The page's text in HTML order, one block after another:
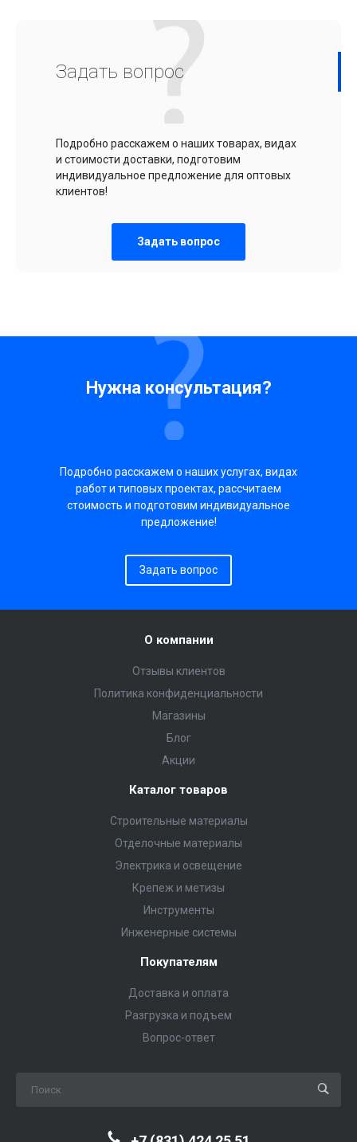
Задать вопрос
Подробно расскажем о наших товарах, видах
и стоимости доставки, подготовим
индивидуальное предложение для оптовых
клиентов!
Задать вопрос
Нужна консультация?
Подробно расскажем о наших услугах, видах
работ и типовых проектах, рассчитаем
стоимость и подготовим индивидуальное
предложение!
Задать вопрос
О компании
Отзывы клиентов
Политика конфиденциальности
Магазины
Блог
Акции
Каталог товаров
Строительные материалы
Отделочные материалы
Электрика и освещение
Крепеж и метизы
Инструменты
Инженерные системы
Покупателям
Доставка и оплата
Разгрузка и подъем
Вопрос-ответ